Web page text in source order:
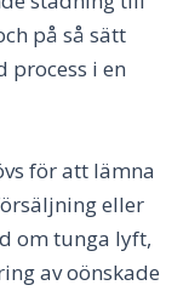
på så sätt
process i en
för att lämna
eller
om tunga lyft,
av oönskade